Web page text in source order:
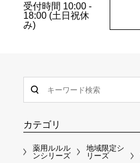
カテゴリ
薬用ルルル
ンシリーズ
地域限定シ
リーズ
受付時間 10:00 -
18:00 (土日祝休
み)